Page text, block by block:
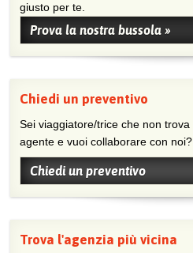
giusto per te.
Prova la nostra bussola »
Chiedi un preventivo
Sei viaggiatore/trice che non trova un’agenzia vicina o sei
agente e vuoi collaborare con noi?
Chiedi un preventivo
Trova l'agenzia più vicina